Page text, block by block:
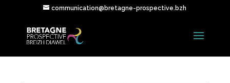
communication@bretagne-prospective.bzh